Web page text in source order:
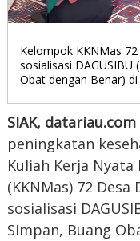
Kelompok KKNMas
sosialisasi DAGUSIBU
Obat dengan Benar)
SIAK, datariau.com
peningkatan
Kuliah Kerja
(KKNMas) 72
sosialisasi
Simpan, Buang